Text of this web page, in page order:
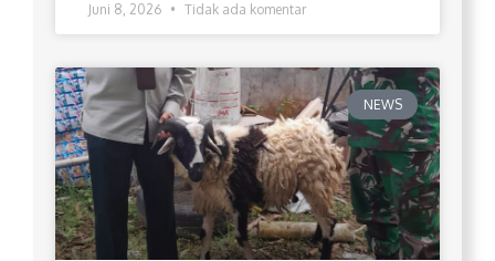
Juni 8, 2026 Tidak ada komentar
NEWS